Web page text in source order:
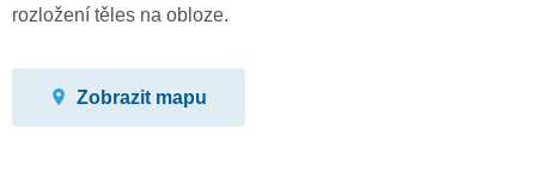
rozložení těles na obloze.
Zobrazit mapu